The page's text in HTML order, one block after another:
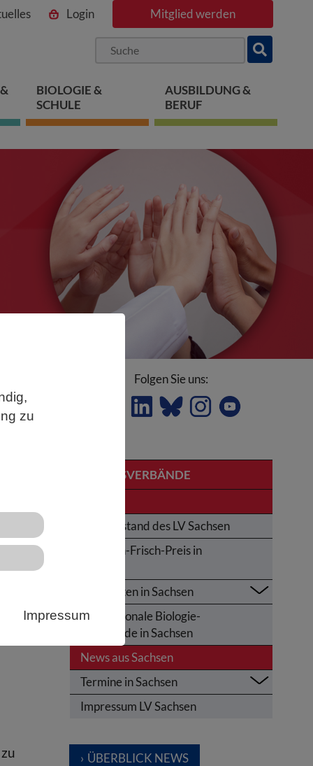
zu
Impressum
Login Mitglied werden
BIOLOGIE &
SCHULE
AUSBILDUNG &
BERUF
Folgen Sie uns:
LANDESVERBÄNDE
Der Vorstand des LV Sachsen
Karl-von-Frisch-Preis in
Aktivitäten in Sachsen
Internationale Biologie-
Olympiade in Sachsen
News aus Sachsen
Termine in Sachsen
Impressum LV Sachsen
ÜBERBLICK NEWS